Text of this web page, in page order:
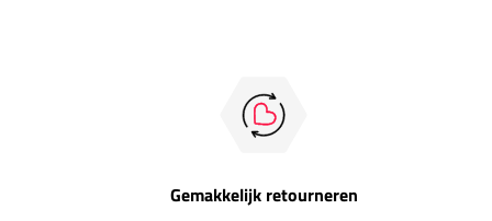
Gemakkelijk retourneren